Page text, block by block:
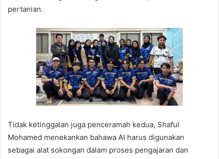
pertanian.
Tidak ketinggalan juga penceramah kedua, Shaful
Mohamed menekankan bahawa AI harus digunakan
sebagai alat sokongan dalam proses pengajaran dan